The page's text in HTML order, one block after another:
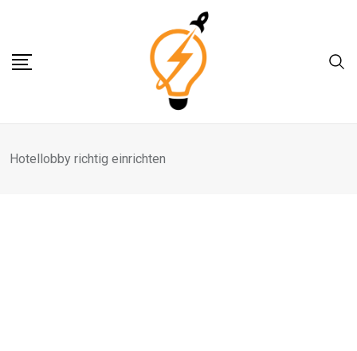
content
Hotellobby richtig einrichten